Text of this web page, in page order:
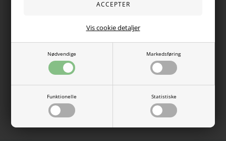
Nødvendige Markedsføring
Funktionelle Statistiske
Vis cookie detaljer
Varen er desværre udsolgt
Super fin t-shirt fra name it. Den er med korte ærmer, er
100% økologisk bomuld.
Vaskes ved 40 grader.
Varenummer: 13229932-4486170